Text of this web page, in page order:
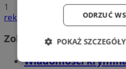
1
reklama
Zobacz również
Wiadomości
ODRZUĆ
POKAŻ SZCZEGÓŁY
Niezbędne